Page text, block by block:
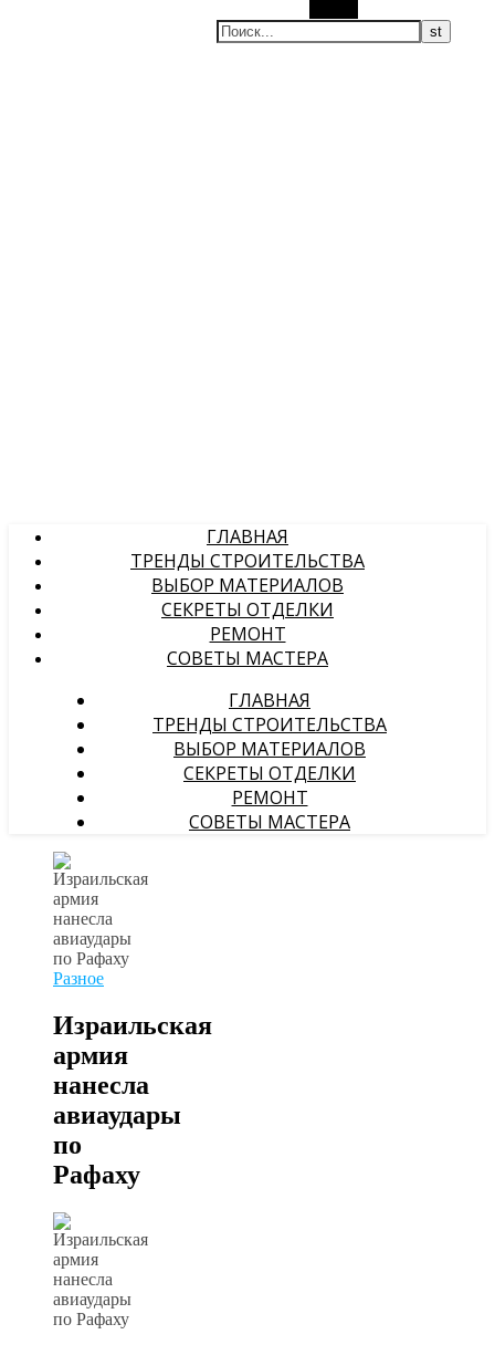
ГЛАВНАЯ
ТРЕНДЫ СТРОИТЕЛЬСТВА
ВЫБОР МАТЕРИАЛОВ
СЕКРЕТЫ ОТДЕЛКИ
РЕМОНТ
СОВЕТЫ МАСТЕРА
ГЛАВНАЯ
ТРЕНДЫ СТРОИТЕЛЬСТВА
ВЫБОР МАТЕРИАЛОВ
СЕКРЕТЫ ОТДЕЛКИ
РЕМОНТ
СОВЕТЫ МАСТЕРА
Разное
Израильская
армия
нанесла
авиаудары
по
Рафаху